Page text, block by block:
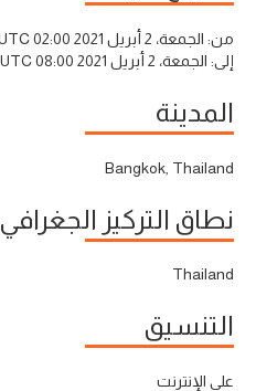
من: الجمعة، 2 أبريل 2021 02:00 UTC
إلى: الجمعة، 2 أبريل 2021 08:00 UTC
المدينة
Bangkok, Thailand
نطاق التركيز الجغرافي
Thailand
التنسيق
على الإنترنت